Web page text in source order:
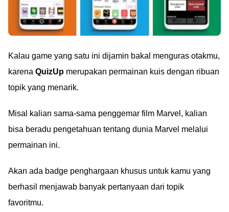
Kalau game yang satu ini dijamin bakal menguras otakmu,
karena QuizUp merupakan permainan kuis dengan ribuan
topik yang menarik.
Misal kalian sama-sama penggemar film Marvel, kalian
bisa beradu pengetahuan tentang dunia Marvel melalui
permainan ini.
Akan ada badge penghargaan khusus untuk kamu yang
berhasil menjawab banyak pertanyaan dari topik
favoritmu.